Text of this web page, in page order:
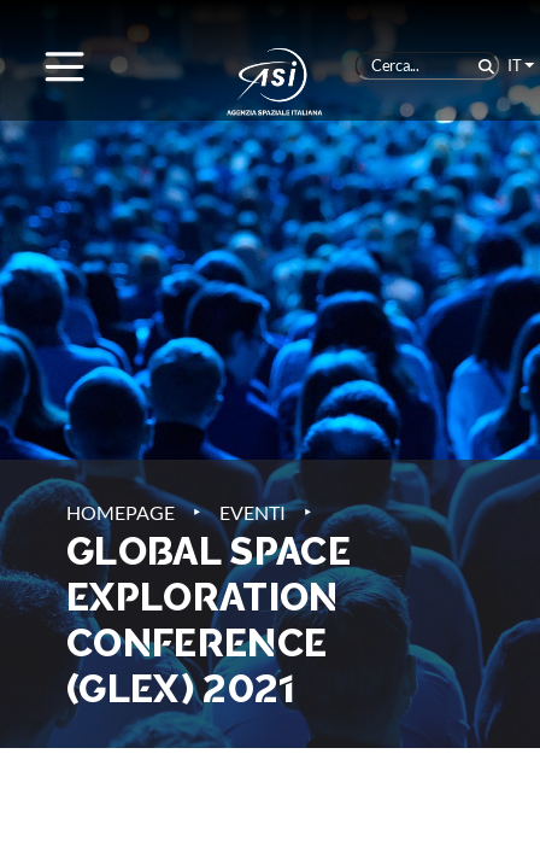
IT
HOMEPAGE ‣ EVENTI ‣
GLOBAL SPACE
EXPLORATION
CONFERENCE
(GLEX) 2021